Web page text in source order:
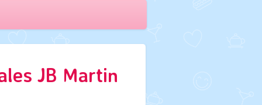
JB Martin